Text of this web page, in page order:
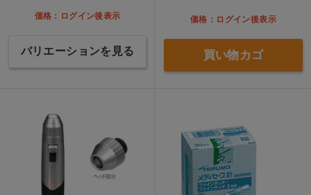
価格：ログイン後表示
バリエーションを見る
価格：ログイン後表示
買い物カゴ